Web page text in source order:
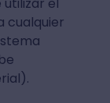
cualquier